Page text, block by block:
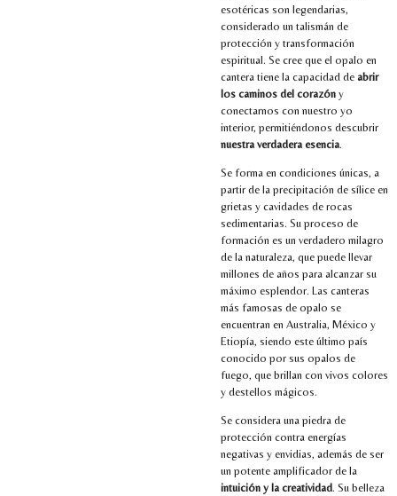
esotéricas son legendarias,
considerado un talismán de
protección y transformación
espiritual. Se cree que el opalo en
cantera tiene la capacidad de abrir
los caminos del corazón y
conectarnos con nuestro yo
interior, permitiéndonos descubrir
nuestra verdadera esencia.
Se forma en condiciones únicas, a
partir de la precipitación de sílice en
grietas y cavidades de rocas
sedimentarias. Su proceso de
formación es un verdadero milagro
de la naturaleza, que puede llevar
millones de años para alcanzar su
máximo esplendor. Las canteras
más famosas de opalo se
encuentran en Australia, México y
Etiopía, siendo este último país
conocido por sus opalos de
fuego, que brillan con vivos colores
y destellos mágicos.
Se considera una piedra de
protección contra energías
negativas y envidias, además de ser
un potente amplificador de la
intuición y la creatividad. Su belleza